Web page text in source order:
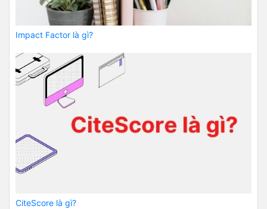
Impact Factor là gì?
CiteScore là gì?